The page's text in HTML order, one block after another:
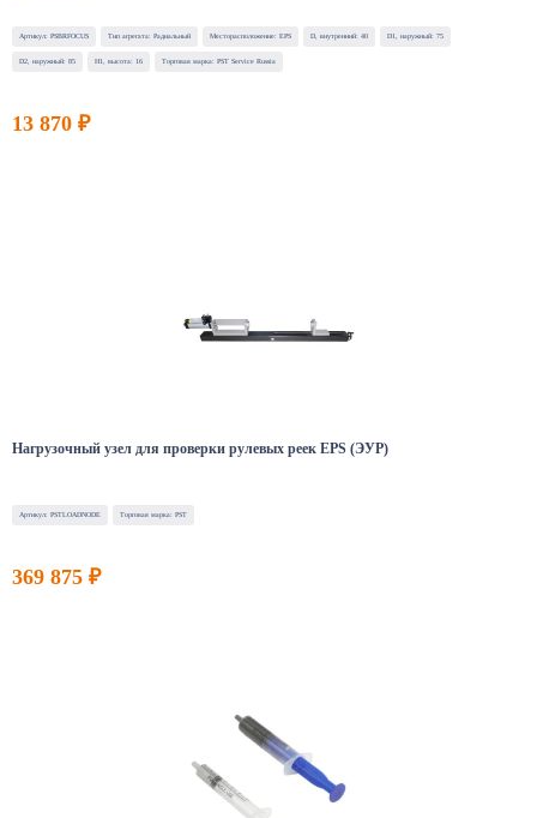
Артикул: PSBRFOCUS Тип агрегата: Радиальный Месторасположение: EPS D, внутренний: 40 D1, наружный: 75
D2, наружный: 85 H1, высота: 16 Торговая марка: PST Service Russia
13 870 ₽
Нагрузочный узел для проверки рулевых реек EPS (ЭУР)
Артикул: PSTLOADNODE Торговая марка: PST
369 875 ₽